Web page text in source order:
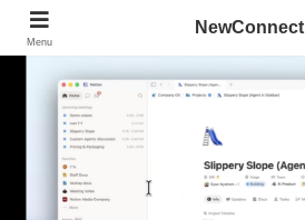
Menu
NewConnect